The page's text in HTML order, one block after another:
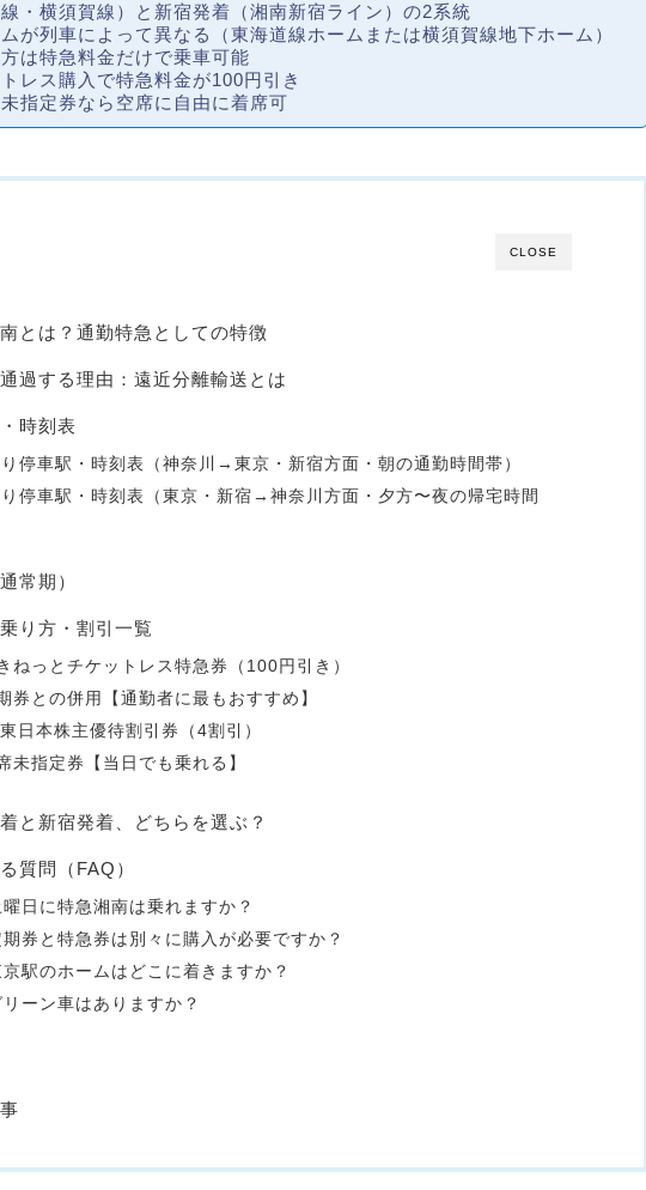
・横須賀線）と新宿発着（湘南新宿ライン）の2系統
が列車によって異なる（東海道線ホームまたは横須賀線地下ホーム ）
は特急料金だけで乗車可能
レス購入で特急料金が100円引き
指定券なら空席に自由に着席可
CLOSE
とは？通勤特急としての特徴
過する理由：遠近分離輸送とは
時刻表
停車駅・時刻表（神奈川→東京・新宿方面・朝の通勤時間帯）
停車駅・時刻表（東京・新宿→神奈川方面・夕方〜夜の帰宅時間
常期）
り方・割引一覧
ねっとチケットレス特急券（100円引き）
券との併用【通勤者に最もおすすめ】
日本株主優待割引券（4割引）
未指定券【当日でも乗れる】
と新宿発着、どちらを選ぶ？
質問（FAQ）
日に特急湘南は乗れますか？
券と特急券は別々に購入が必要ですか？
駅のホームはどこに着きますか？
ーン車はありますか？